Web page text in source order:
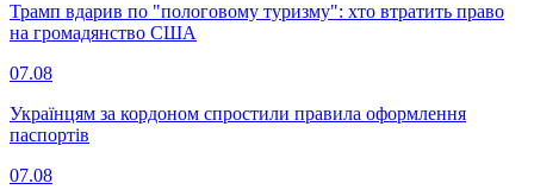
Трамп вдарив по "пологовому туризму": хто втратить право
на громадянство США
07.08
Українцям за кордоном спростили правила оформлення
паспортів
07.08